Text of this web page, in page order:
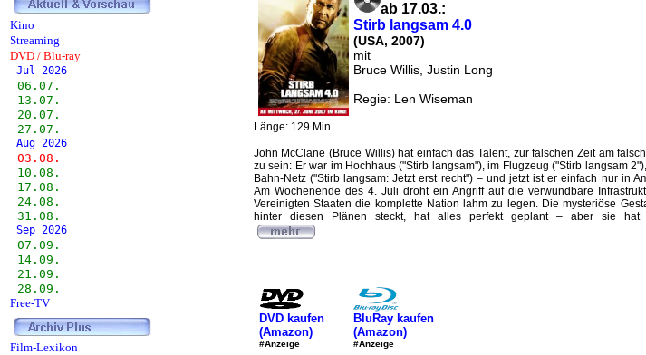
ab 17.03.:
Stirb langsam 4.0
(USA, 2007)
mit
Bruce Willis, Justin Long
Regie: Len Wiseman
Länge: 129 Min.
John McClane (Bruce Willis) hat einfach das Talent, zur falschen Zeit am
zu sein: Er war im Hochhaus ("Stirb langsam"), im Flugzeug ("Stirb langsam
Bahn-Netz ("Stirb langsam: Jetzt erst recht") – und jetzt ist er einfach nur in
Am Wochenende des 4. Juli droht ein Angriff auf die verwundbare
Vereinigten Staaten die komplette Nation lahm zu legen. Die mysteriöse
hinter diesen Plänen steckt, hat alles perfekt geplant – aber sie hat
DVD kaufen
(Amazon)
#Anzeige
BluRay kaufen
(Amazon)
#Anzeige
Kino
Streaming
DVD / Blu-ray
Jul 2026
06.07.
13.07.
20.07.
27.07.
Aug 2026
03.08.
10.08.
17.08.
24.08.
31.08.
Sep 2026
07.09.
14.09.
21.09.
28.09.
Free-TV
Film-Lexikon